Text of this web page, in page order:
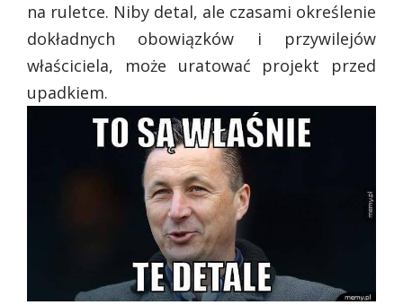
na ruletce. Niby detal, ale czasami określenie
dokładnych obowiązków i przywilejów
właściciela, może uratować projekt przed
upadkiem.